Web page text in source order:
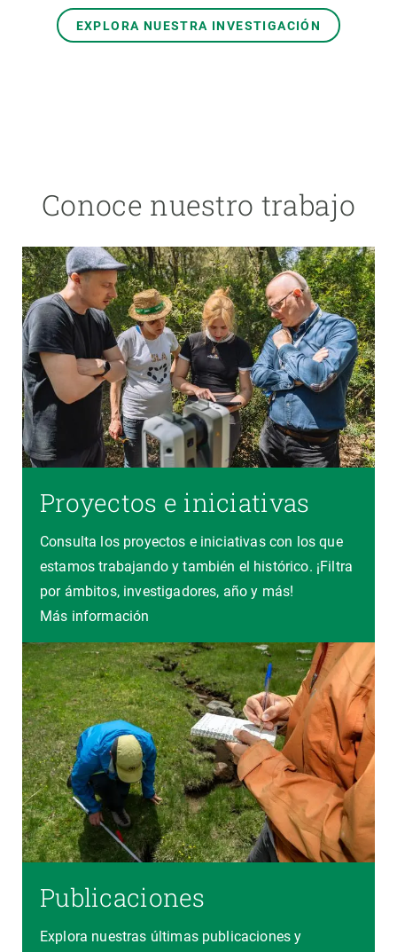
EXPLORA NUESTRA INVESTIGACIÓN
Conoce nuestro trabajo
Proyectos e iniciativas
Consulta los proyectos e iniciativas con los que
estamos trabajando y también el histórico. ¡Filtra
por ámbitos, investigadores, año y más!
Más información
Publicaciones
Explora nuestras últimas publicaciones y